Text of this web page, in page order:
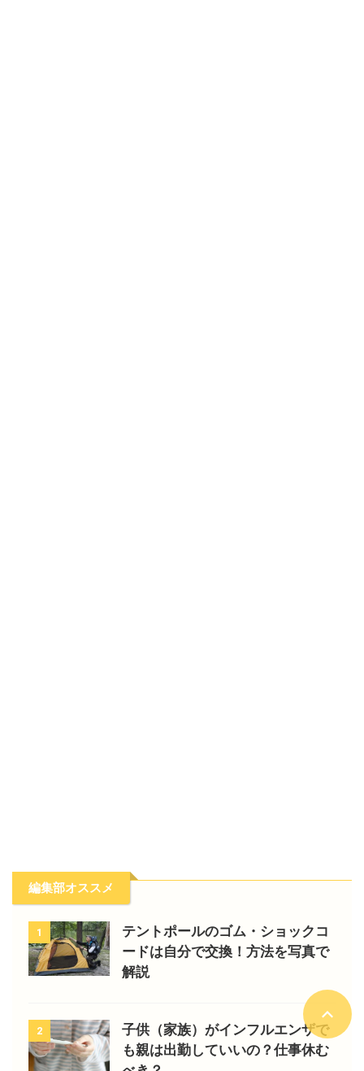
編集部オススメ
1
テントポールのゴム・ショックコ
ードは自分で交換！方法を写真で
解説
2
子供（家族）がインフルエンザで
も親は出勤していいの？仕事休む